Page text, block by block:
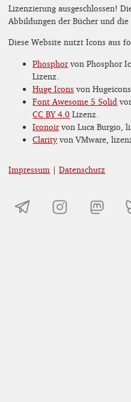
Lizenzierung ausgeschlossen!
Abbildungen der Bücher und die
Diese Website nutzt Icons aus
Phosphorvon Phosphor
Lizenz.
Huge Icons von
Font Awesome 5 Solid
CC BY 4.0 Lizenz.
Iconoirvon Luca Burgio,
Clarityvon VMware,
Impressum |Datenschutz